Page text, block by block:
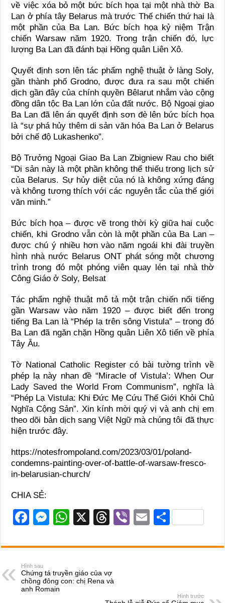
về việc xóa bỏ một bức bích họa tại một nhà thờ Ba
Lan ở phía tây Belarus mà trước Thế chiến thứ hai là
một phần của Ba Lan. Bức bích họa kỷ niệm Trận
chiến Warsaw năm 1920. Trong trận chiến đó, lực
lượng Ba Lan đã đánh bại Hồng quân Liên Xô.
Quyết định sơn lên tác phẩm nghệ thuật ở làng Soly,
gần thành phố Grodno, được đưa ra sau một chiến
dịch gần đây của chính quyền Bêlarut nhắm vào cộng
đồng dân tộc Ba Lan lớn của đất nước. Bộ Ngoại giao
Ba Lan đã lên án quyết định sơn đè lên bức bích họa
là “sự phá hủy thêm di sản văn hóa Ba Lan ở Belarus
bởi chế độ Lukashenko”.
Bộ Trưởng Ngoại Giao Ba Lan Zbigniew Rau cho biết
“Di sản này là một phần không thể thiếu trong lịch sử
của Belarus. Sự hủy diệt của nó là không xứng đáng
và không tương thích với các nguyên tắc của thế giới
văn minh.”
Bức bích họa – được vẽ trong thời kỳ giữa hai cuộc
chiến, khi Grodno vẫn còn là một phần của Ba Lan –
được chú ý nhiều hơn vào năm ngoái khi đài truyền
hình nhà nước Belarus ONT phát sóng một chương
trình trong đó một phóng viên quay lén tại nhà thờ
Công Giáo ở Soly, Belsat
Tác phẩm nghệ thuật mô tả một trận chiến nổi tiếng
gần Warsaw vào năm 1920 – được biết đến trong
tiếng Ba Lan là “Phép lạ trên sông Vistula” – trong đó
Ba Lan đã ngăn chặn Hồng quân Liên Xô tiến về phía
Tây Âu.
Tờ National Catholic Register có bài tường trình về
phép lạ này nhan đề “Miracle of Vistula’: When Our
Lady Saved the World From Communism”, nghĩa là
“Phép Lạ Vistula: Khi Đức Mẹ Cứu Thế Giới Khỏi Chủ
Nghĩa Cộng Sản”. Xin kính mời quý vị và anh chị em
theo dõi bản dịch sang Việt Ngữ mà chúng tôi đã thực
hiện trước đây.
https://notesfrompoland.com/2023/03/01/poland-
condemns-painting-over-of-battle-of-warsaw-fresco-
in-belarusian-church/
CHIA SẺ:
F
c
e
b
o
M
ss
n
g
W
at
A
X
T
e
d
s
Vi
er
E
ail
S
ar
Hình sau
Chứng tá truyền giáo của vợ
chồng đông con: chị Rena và
anh Romain
Hình trước